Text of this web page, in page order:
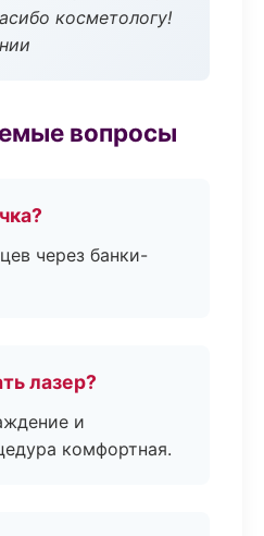
косметологу!
вопросы
через банки-
лазер?
и
комфортная.